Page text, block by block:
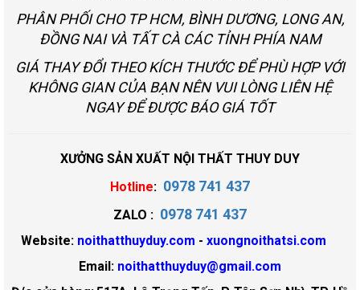
PHÂN PHỐI CHO TP HCM, BÌNH DƯƠNG, LONG AN,
ĐỒNG NAI VÀ TẤT CÀ CÁC TỈNH PHÍA NAM
GIÁ THAY ĐỔI THEO KÍCH THƯỚC ĐỂ PHÙ HỢP VỚI
KHÔNG GIAN CỦA BẠN NÊN VUI LÒNG LIÊN HỆ
NGAY ĐỂ ĐƯỢC BÁO GIÁ TỐT
XƯỞNG SẢN XUẤT NỘI THẤT THUY DUY
Hotline: 0978 741 437
ZALO : 0978 741 437
Website: noithatthuyduy.com - xuongnoithatsi.com
Email: noithatthuyduy@gmail.com